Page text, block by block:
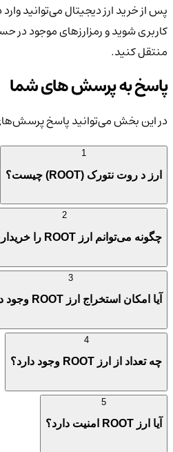
پس از خرید ارز دیجیتال می‌توانید
کاربری شوید و رمزارزهای موجود در
منتقل کنید.
پاسخ به پرسش های شما
در این بخش می‌توانید پاسخ پرسش‌های
ارز د روت نتورک (ROOT) چیست؟
چگونه می‌توانم ارز ROOT را خریداری کنم؟
آیا امکان استخراج ارز ROOT وجود دارد؟
چه تعداد از ارز ROOT وجود دارد؟
آیا ارز ROOT امنیت دارد؟